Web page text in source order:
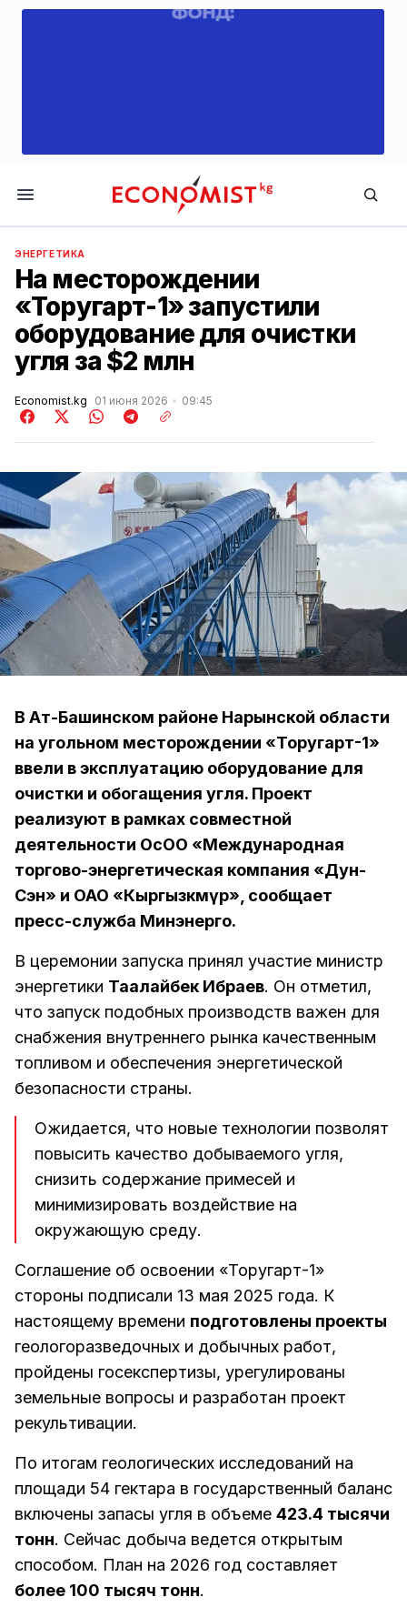
Economist.kg
ЭНЕРГЕТИКА
На месторождении
«Торугарт-1» запустили
оборудование для очистки
угля за $2 млн
Economist.kg 01 июня 2026 09:45
В Ат-Башинском районе Нарынской области
на угольном месторождении «Торугарт-1»
ввели в эксплуатацию оборудование для
очистки и обогащения угля. Проект
реализуют в рамках совместной
деятельности ОсОО «Международная
торгово-энергетическая компания «Дун-
Сэн» и ОАО «Кыргызкөмүр», сообщает
пресс-служба Минэнерго.
В церемонии запуска принял участие министр
энергетики Таалайбек Ибраев. Он отметил,
что запуск подобных производств важен для
снабжения внутреннего рынка качественным
топливом и обеспечения энергетической
безопасности страны.
Ожидается, что новые технологии позволят
повысить качество добываемого угля,
снизить содержание примесей и
минимизировать воздействие на
окружающую среду.
Соглашение об освоении «Торугарт-1»
стороны подписали 13 мая 2025 года. К
настоящему времени подготовлены проекты
геологоразведочных и добычных работ,
пройдены госекспертизы, урегулированы
земельные вопросы и разработан проект
рекультивации.
По итогам геологических исследований на
площади 54 гектара в государственный баланс
включены запасы угля в объеме 423.4 тысячи
тонн. Сейчас добыча ведется открытым
способом. План на 2026 год составляет
более 100 тысяч тонн.